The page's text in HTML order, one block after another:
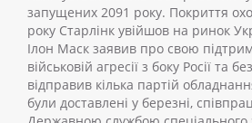
запущених 2091 року. Покриття
року Старлінк увійшов на ринок
Ілон Маск заявив про свою
військовій агресії з боку Росії та
відправив кілька партій
були доставлені у березні,